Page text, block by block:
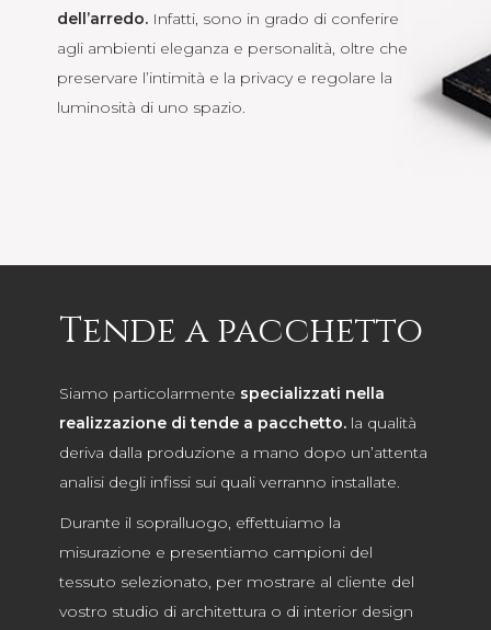
dell’arredo. Infatti, sono in grado di conferire
agli ambienti eleganza e personalità, oltre che
preservare l’intimità e la privacy e regolare la
luminosità di uno spazio.
Tende a pacchetto
Siamo particolarmente specializzati nella
realizzazione di tende a pacchetto.la qualità
deriva dalla produzione a mano dopo un’attenta
analisi degli infissi sui quali verranno installate.
Durante il sopralluogo, effettuiamo la
misurazione e presentiamo campioni del
tessuto selezionato, per mostrare al cliente del
vostro studio di architettura o di interior design